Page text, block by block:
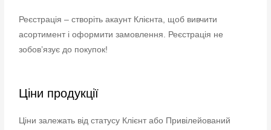
Реєстрація – створіть акаунт Клієнта, щоб вивчити
асортимент і оформити замовлення. Реєстрація не
зобов’язує до покупок!
Ціни продукції
Ціни залежать від статусу Клієнт або Привілейований